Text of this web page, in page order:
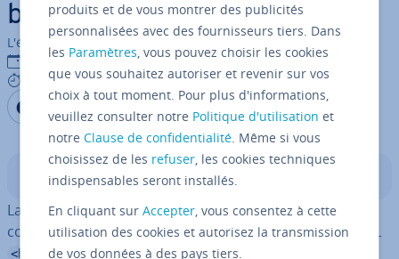
balise hr ?
L'équipe édi­to­riale IONOS
16/12/2025
5 mins
Partager sur Facebook
Partager sur Twitter
Partager sur LinkedIn
Sommaire
La ligne ho­ri­zon­tale HTML est une ligne qui divise le
contenu d’un site Web en deux sections. La balise HTML
<hr>
cor­res­pon­dante ne nécessite pas d’élément de
produits et de vous montrer des publicités
personnalisées avec des fournisseurs tiers. Dans
les Paramètres, vous pouvez choisir les cookies
que vous souhaitez autoriser et revenir sur vos
choix à tout moment. Pour plus d'informations,
veuillez consulter notre Politique d'utilisation et
notreClause de confidentialité. Même si vous
choisissez de les refuser, les cookies techniques
indispensables seront installés.
En cliquant surAccepter, vous consentez à cette
utilisation des cookies et autorisez la transmission
de vos données à des pays tiers.